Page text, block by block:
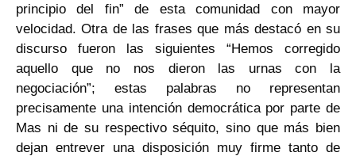
principio del fin” de esta comunidad con mayor
velocidad. Otra de las frases que más destacó en su
discurso fueron las siguientes “Hemos corregido
aquello que no nos dieron las urnas con la
negociación”; estas palabras no representan
precisamente una intención democrática por parte de
Mas ni de su respectivo séquito, sino que más bien
dejan entrever una disposición muy firme tanto de